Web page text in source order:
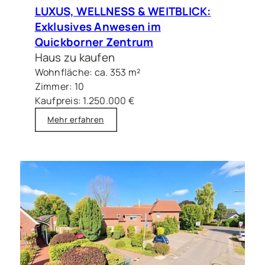
LUXUS, WELLNESS & WEITBLICK:
Exklusives Anwesen im
Quickborner Zentrum
Haus zu kaufen
Wohnfläche: ca. 353 m²
Zimmer: 10
Kaufpreis: 1.250.000 €
Mehr erfahren